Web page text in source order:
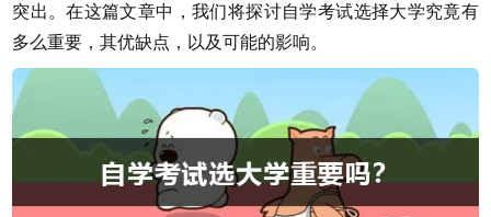
突出。在这篇文章中，我们将探讨自学考试选择大学究竟有
多么重要，其优缺点，以及可能的影响。